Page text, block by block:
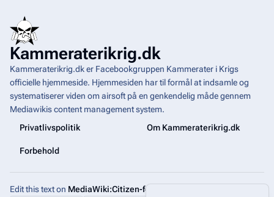
Share this page More
Kammeraterikrig.dk
Kammeraterikrig.dk er Facebookgruppen Kammerater i Krigs
officielle hjemmeside. Hjemmesiden har til formål at indsamle og
systematiserer viden om airsoft på en genkendelig måde gennem
Mediawikiscontent management system.
Privatlivspolitik
Om Kammeraterikrig.dk
Forbehold
Edit this text on MediaWiki:Citizen-footer-tagline